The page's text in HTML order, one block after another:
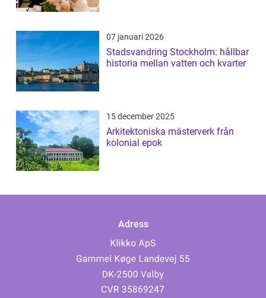
07 januari 2026
Stadsvandring Stockholm: hållbar
historia mellan vatten och kvarter
15 december 2025
Arkitektoniska mästerverk från
kolonial epok
Adress